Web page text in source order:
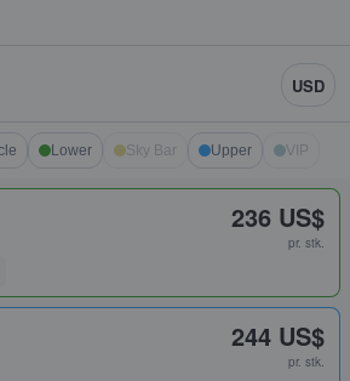
USD
Lower Sky Bar Upper VIP
236 US$
pr. stk.
244 US$
pr. stk.